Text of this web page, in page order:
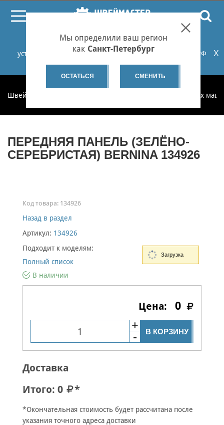
При проблемах с онлайн-оплатой заказов на сайте
установите российские сертификаты НУЦ Минцифры РФ
или используйте Яндекс.Браузер.Подробнее...
X
Мы определили ваш регион
как Санкт-Петербург
ОСТАТЬСЯ СМЕНИТЬ
Швеймастер Запчасти для бытовых швейных
ПЕРЕДНЯЯ ПАНЕЛЬ (ЗЕЛЁНО-
СЕРЕБРИСТАЯ) BERNINA 134926
Код товара: 134926
Назад в раздел
Артикул: 134926
Подходит к моделям:
Полный список
В наличии
0
В КОРЗИНУ
Доставка
Итого: 0 *
*Окончательная стоимость будет рассчитана после
указания точного адреса доставки
Загрузка